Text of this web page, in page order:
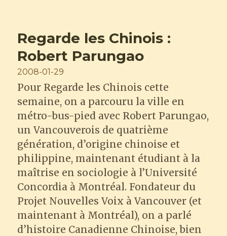
Syrup
Regarde les Chinois :
Robert Parungao
Posted
on
2008-01-29
Pour Regarde les Chinois cette
semaine, on a parcouru la ville en
métro-bus-pied avec Robert Parungao,
un Vancouverois de quatrième
génération, d’origine chinoise et
philippine, maintenant étudiant à la
maîtrise en sociologie à l’Université
Concordia à Montréal. Fondateur du
Projet Nouvelles Voix à Vancouver (et
maintenant à Montréal), on a parlé
d’histoire Canadienne Chinoise, bien